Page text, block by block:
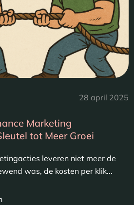
28 april 2025
Marketing
tot Meer Groei
leveren niet meer de
was, de kosten per klik...